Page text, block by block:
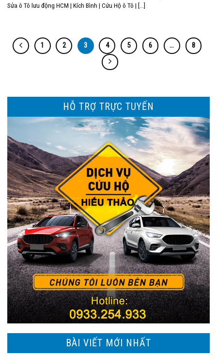
Sửa ô Tô lưu động HCM | Kích Bình | Cứu Hộ ô Tô | [...]
1 2 3 4 5 6 … 8
HỖ TRỢ TRỰC TUYẾN
BÀI VIẾT MỚI NHẤT